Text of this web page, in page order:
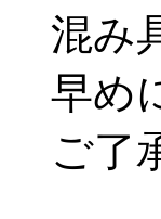
混み
早め
ご了